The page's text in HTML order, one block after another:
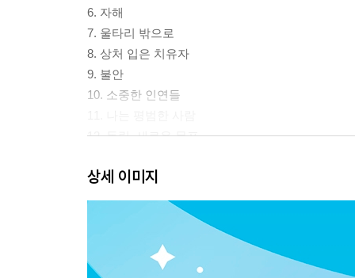
6. 자해
7. 울타리 밖으로
8. 상처 입은 치유자
9. 불안
10. 소중한 인연들
12. 독립, 새로운 목표
14. 책을 내고 난 후
15. 다시 10주기
오늘을 살아내는 가영이들 _ 김은지 정신과 의사(
그날 이후의 시간
상세 이미지